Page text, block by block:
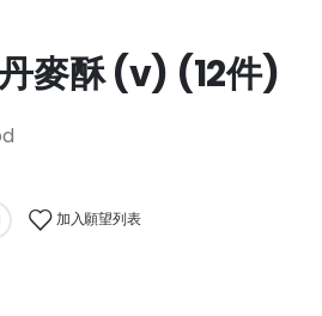
麥酥 (v) (12件)
加入願望列表